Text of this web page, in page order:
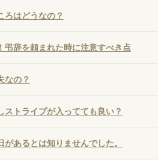
ろはどうなの？
弔辞を頼まれた時に注意すべき点
なの？
ストライプが入ってても良い？
あるとは知りませんでした。